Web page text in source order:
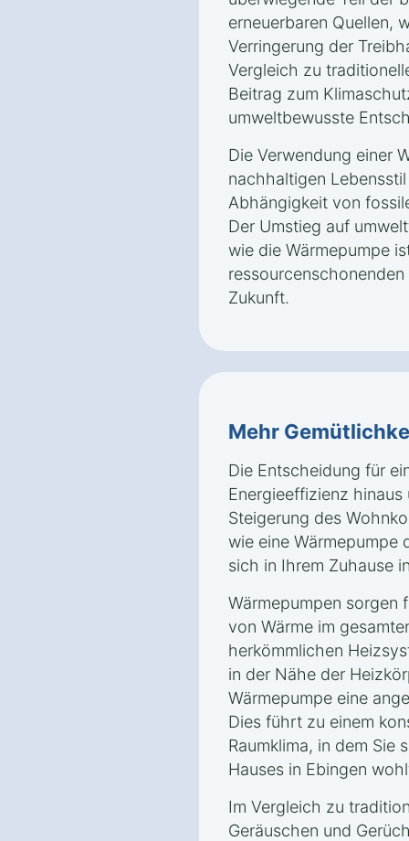
erneuerbaren Quellen,
Verringerung der
Vergleich zu
Beitrag zum
umweltbewusste
Die Verwendung einer
nachhaltigen
Abhängigkeit von
Der Umstieg auf
wie die Wärmepumpe
Zukunft.
Mehr
Die Entscheidung für
Energieeffizienz
Steigerung des
wie eine Wärmepumpe
sich in Ihrem Zuhause
Wärmepumpen sorgen
von Wärme im
herkömmlichen
in der Nähe der
Wärmepumpe eine
Dies führt zu einem
Raumklima, in dem Sie
Hauses in Ebingen
Im Vergleich zu
Geräuschen und